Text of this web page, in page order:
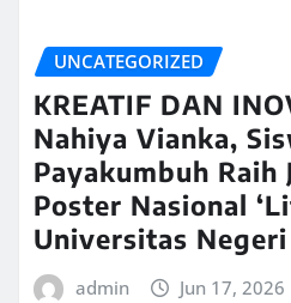
UNCATEGORIZED
KREATIF DAN
Nahiya Vianka,
Payakumbuh Raih
Poster Nasional
Universitas Negeri
admin Jun 17, 2026